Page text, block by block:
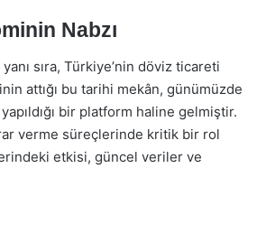
Nabzı
sıra, Türkiye’nin döviz ticareti
attığı bu tarihi mekân, günümüzde
bir platform haline gelmiştir.
verme süreçlerinde kritik bir rol
etkisi, güncel veriler ve